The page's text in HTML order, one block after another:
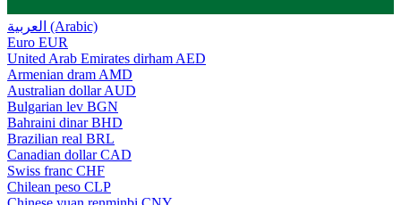
العربية (Arabic)
Euro EUR
United Arab Emirates dirham AED
Armenian dram AMD
Australian dollar AUD
Bulgarian lev BGN
Bahraini dinar BHD
Brazilian real BRL
Canadian dollar CAD
Swiss franc CHF
Chilean peso CLP